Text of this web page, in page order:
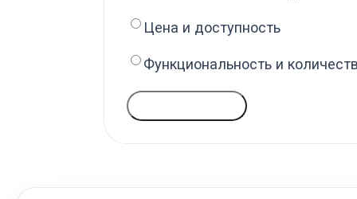
Цена и доступность
Функциональность и